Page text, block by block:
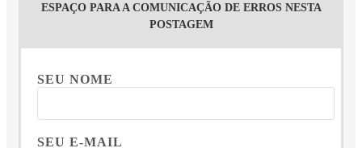
ESPAÇO PARA A COMUNICAÇÃO DE ERROS NESTA
POSTAGEM
SEU NOME
SEU E-MAIL